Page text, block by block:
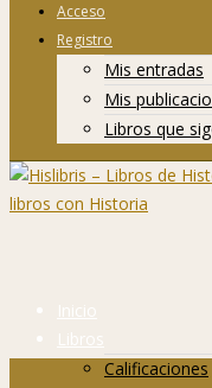
Acceso
Registro
Mis entradas
Mis
Libros que
Inicio
Libros
Calificaciones